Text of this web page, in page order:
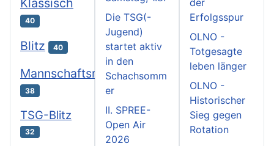
Klassisch
40
Blitz 40
Mannschaftsmeisterschaften
38
TSG-Blitz
32
Die TSG(-
Jugend)
startet aktiv
in den
Schachsomm
er
II. SPREE-
Open Air
2026
Erfolgsspur
OLNO -
Totgesagte
leben länger
OLNO -
Historischer
Sieg gegen
Rotation